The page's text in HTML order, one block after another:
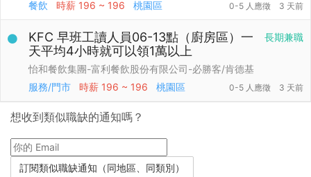
餐飲
時薪 196 ~ 196 桃園區 0-5 人應徵 3 天前
長期兼職
KFC 早班工讀人員06-13點（廚房區）一
天平均4小時就可以領1萬以上
怡和餐飲集團-富利餐飲股份有限公司-必勝客/肯德基
服務/門市
時薪 196 ~ 196 桃園區 0-5 人應徵 3 天前
想收到類似職缺的通知嗎？